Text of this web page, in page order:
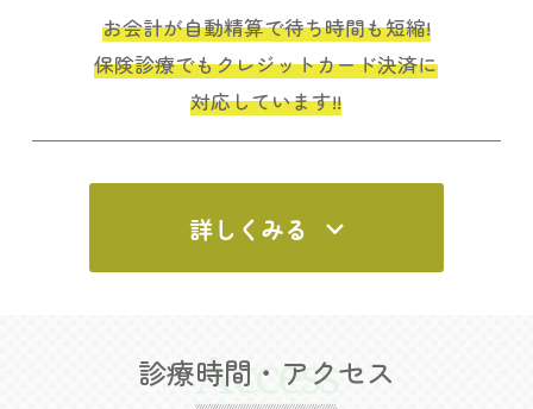
お会計が自動精算で待ち時間も短縮!
保険診療でもクレジットカード決済に
対応しています!!
詳しくみる
Access
診療時間・アクセス